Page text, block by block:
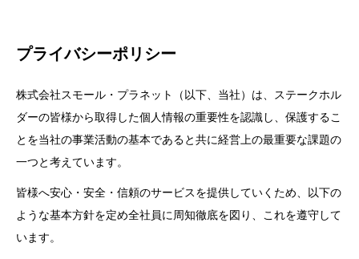
プライバシーポリシー
株式会社スモール・プラネット（以下、当社）は、ステークホル
ダーの皆様から取得した個人情報の重要性を認識し、保護するこ
とを当社の事業活動の基本であると共に経営上の最重要な課題の
一つと考えています。
皆様へ安心・安全・信頼のサービスを提供していくため、以下の
ような基本方針を定め全社員に周知徹底を図り、これを遵守して
います。